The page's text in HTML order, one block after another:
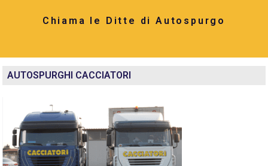
Chiama le Ditte di Autospurgo
AUTOSPURGHI CACCIATORI